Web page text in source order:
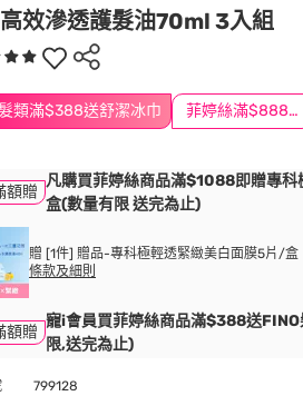
效滲透護髮油70ml 3入組
類滿$388送舒潔冰巾 菲婷絲滿$888折$88
額贈
凡購買菲婷絲商品滿$1088即贈專
盒(數量有限 送完為止)
贈 [1件] 贈品-專科極輕透緊緻美白面膜5片/盒
條款及細則
額贈
寵i會員買菲婷絲商品滿$388送
限,送完為止)
799128